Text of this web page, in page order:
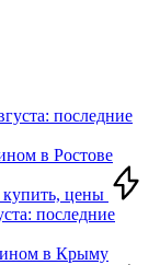
последние
в Ростове
купить, цены
последние
в Крыму